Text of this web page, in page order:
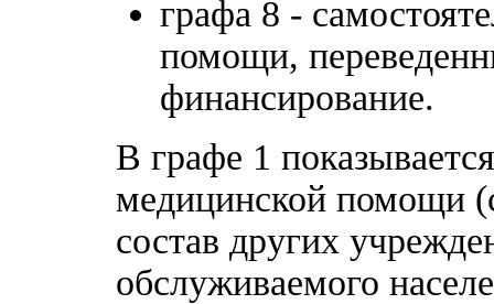
графа 8 -
помощи,
финансирование.
В графе 1
медицинской помощи
состав других
обслуживаемого